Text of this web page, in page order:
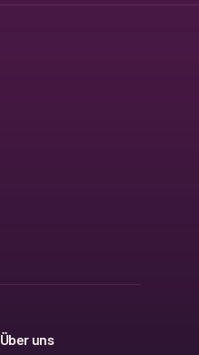
Über uns